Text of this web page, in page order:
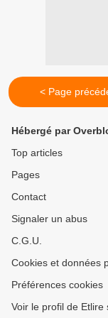
< Page
Hébergé par
Top articles
Pages
Contact
Signaler un abus
C.G.U.
Cookies et données
Préférences cookies
Voir le profil de